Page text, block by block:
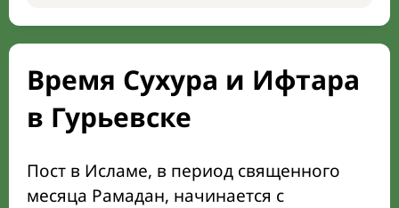
Время Сухура и Ифтара
в Гурьевске
Пост в Исламе, в период священного
месяца Рамадан, начинается с